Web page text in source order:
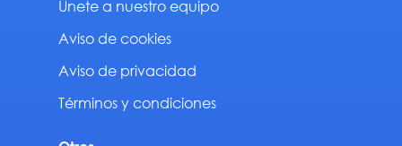
Únete a nuestro equipo
Aviso de cookies
Aviso de privacidad
Términos y condiciones